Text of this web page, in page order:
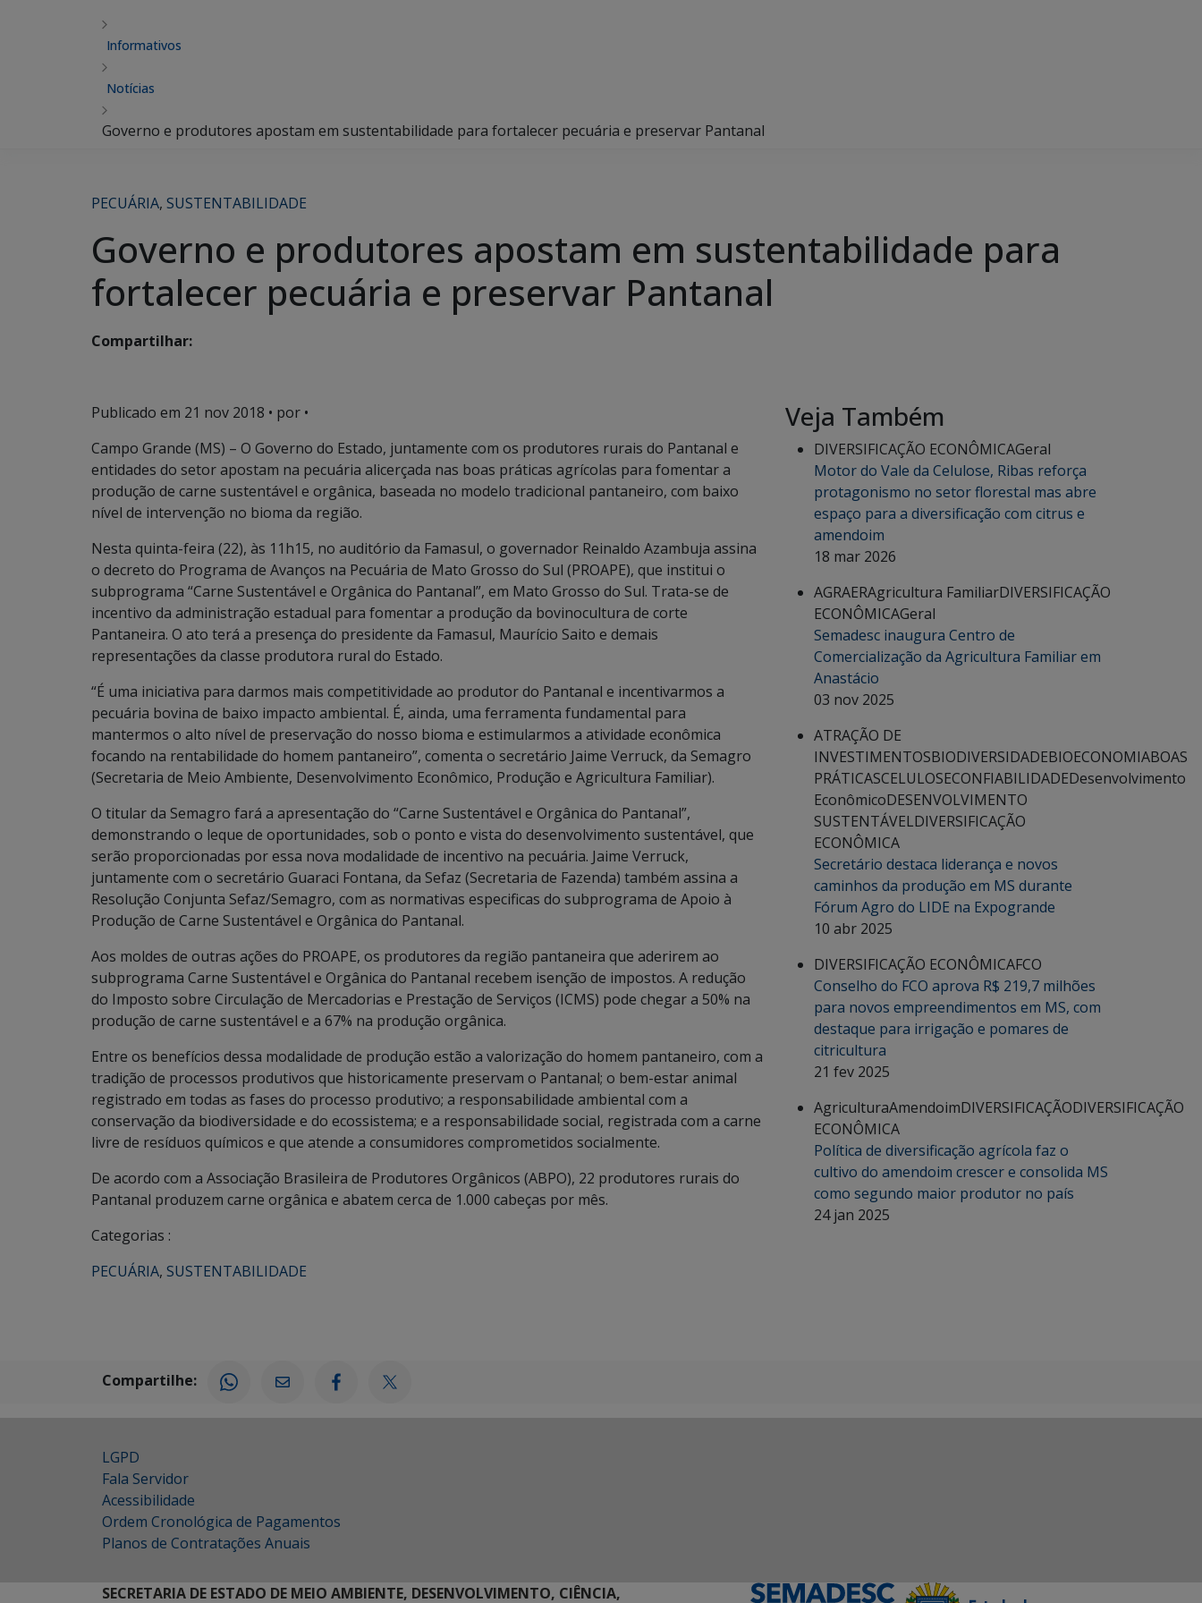
Informativos
Notícias
Governo e produtores apostam em sustentabilidade para fortalecer pecuária e preservar Pantanal
PECUÁRIA, SUSTENTABILIDADE
Governo e produtores apostam em sustentabilidade para
fortalecer pecuária e preservar Pantanal
Compartilhar:
Publicado em 21 nov 2018 • por •
Campo Grande (MS) – O Governo do Estado, juntamente com os produtores rurais do Pantanal e
entidades do setor apostam na pecuária alicerçada nas boas práticas agrícolas para fomentar a
produção de carne sustentável e orgânica, baseada no modelo tradicional pantaneiro, com baixo
nível de intervenção no bioma da região.
Nesta quinta-feira (22), às 11h15, no auditório da Famasul, o governador Reinaldo Azambuja assina
o decreto do Programa de Avanços na Pecuária de Mato Grosso do Sul (PROAPE), que institui o
subprograma “Carne Sustentável e Orgânica do Pantanal”, em Mato Grosso do Sul. Trata-se de
incentivo da administração estadual para fomentar a produção da bovinocultura de corte
Pantaneira. O ato terá a presença do presidente da Famasul, Maurício Saito e demais
representações da classe produtora rural do Estado.
“É uma iniciativa para darmos mais competitividade ao produtor do Pantanal e incentivarmos a
pecuária bovina de baixo impacto ambiental. É, ainda, uma ferramenta fundamental para
mantermos o alto nível de preservação do nosso bioma e estimularmos a atividade econômica
focando na rentabilidade do homem pantaneiro”, comenta o secretário Jaime Verruck, da Semagro
(Secretaria de Meio Ambiente, Desenvolvimento Econômico, Produção e Agricultura Familiar).
O titular da Semagro fará a apresentação do “Carne Sustentável e Orgânica do Pantanal”,
demonstrando o leque de oportunidades, sob o ponto e vista do desenvolvimento sustentável, que
serão proporcionadas por essa nova modalidade de incentivo na pecuária. Jaime Verruck,
juntamente com o secretário Guaraci Fontana, da Sefaz (Secretaria de Fazenda) também assina a
Resolução Conjunta Sefaz/Semagro, com as normativas especificas do subprograma de Apoio à
Produção de Carne Sustentável e Orgânica do Pantanal.
Aos moldes de outras ações do PROAPE, os produtores da região pantaneira que aderirem ao
subprograma Carne Sustentável e Orgânica do Pantanal recebem isenção de impostos. A redução
do Imposto sobre Circulação de Mercadorias e Prestação de Serviços (ICMS) pode chegar a 50% na
produção de carne sustentável e a 67% na produção orgânica.
Entre os benefícios dessa modalidade de produção estão a valorização do homem pantaneiro, com a
tradição de processos produtivos que historicamente preservam o Pantanal; o bem-estar animal
registrado em todas as fases do processo produtivo; a responsabilidade ambiental com a
conservação da biodiversidade e do ecossistema; e a responsabilidade social, registrada com a carne
livre de resíduos químicos e que atende a consumidores comprometidos socialmente.
De acordo com a Associação Brasileira de Produtores Orgânicos (ABPO), 22 produtores rurais do
Pantanal produzem carne orgânica e abatem cerca de 1.000 cabeças por mês.
Categorias :
PECUÁRIA, SUSTENTABILIDADE
Veja Também
DIVERSIFICAÇÃO ECONÔMICAGeral
Motor do Vale da Celulose, Ribas reforça
protagonismo no setor florestal mas abre
espaço para a diversificação com citrus e
amendoim
18 mar 2026
AGRAERAgricultura FamiliarDIVERSIFICAÇÃO
ECONÔMICAGeral
Semadesc inaugura Centro de
Comercialização da Agricultura Familiar em
Anastácio
03 nov 2025
ATRAÇÃO DE
INVESTIMENTOSBIODIVERSIDADEBIOECONOMIABOAS
PRÁTICASCELULOSECONFIABILIDADEDesenvolvimento
EconômicoDESENVOLVIMENTO
SUSTENTÁVELDIVERSIFICAÇÃO
ECONÔMICA
Secretário destaca liderança e novos
caminhos da produção em MS durante
Fórum Agro do LIDE na Expogrande
10 abr 2025
DIVERSIFICAÇÃO ECONÔMICAFCO
Conselho do FCO aprova R$ 219,7 milhões
para novos empreendimentos em MS, com
destaque para irrigação e pomares de
citricultura
21 fev 2025
AgriculturaAmendoimDIVERSIFICAÇÃODIVERSIFICAÇÃO
ECONÔMICA
Política de diversificação agrícola faz o
cultivo do amendoim crescer e consolida MS
como segundo maior produtor no país
24 jan 2025
Compartilhe:
LGPD
Fala Servidor
Acessibilidade
Ordem Cronológica de Pagamentos
Planos de Contratações Anuais
SECRETARIA DE ESTADO DE MEIO AMBIENTE, DESENVOLVIMENTO, CIÊNCIA,